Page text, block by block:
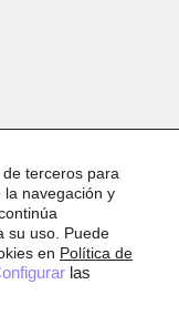
terceros para
la navegación y
su uso. Puede
en Política de
las